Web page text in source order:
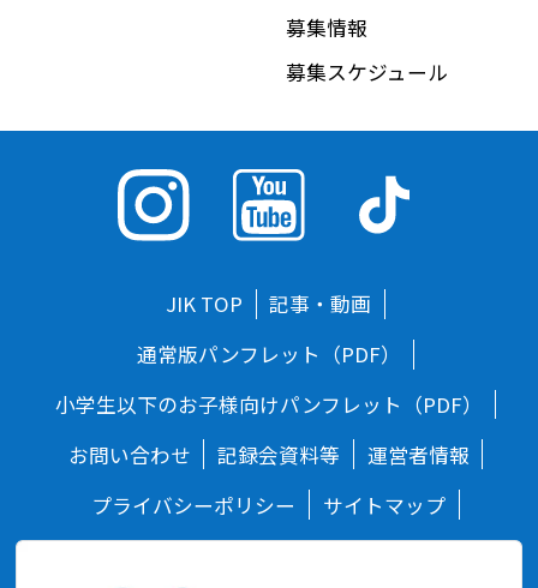
募集情報
募集スケジュール
JIK TOP
記事・動画
通常版パンフレット（PDF）
小学生以下のお子様向けパンフレット（PDF）
お問い合わせ
記録会資料等
運営者情報
プライバシーポリシー
サイトマップ